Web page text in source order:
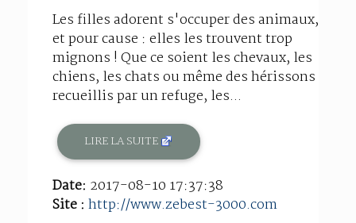
Les filles adorent s'occuper des animaux,
et pour cause : elles les trouvent trop
mignons ! Que ce soient les chevaux, les
chiens, les chats ou même des hérissons
recueillis par un refuge, les...
LIRE LA SUITE
Date: 2017-08-10 17:37:38
Site : http://www.zebest-3000.com